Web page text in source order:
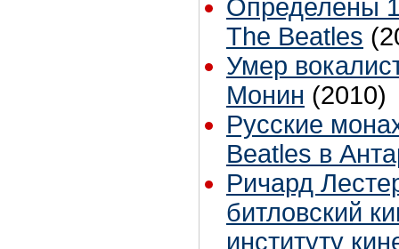
Определены
The Beatles
Умер
Монин (2010)
Русские
Beatles в
Ричард
битловский
институту